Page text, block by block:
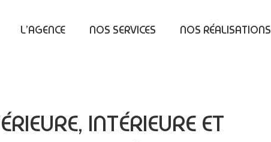
L’AGENCE NOS SERVICES NOS RÉALISATIONS
INTÉRIEURE ET